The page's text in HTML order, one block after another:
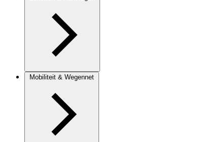
Mobiliteit & Wegennet